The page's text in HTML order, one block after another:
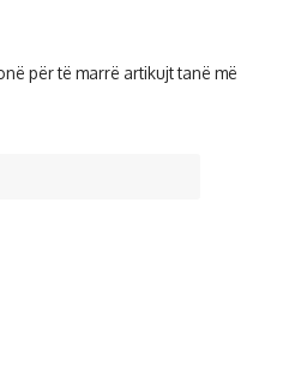
për të marrë artikujt tanë më